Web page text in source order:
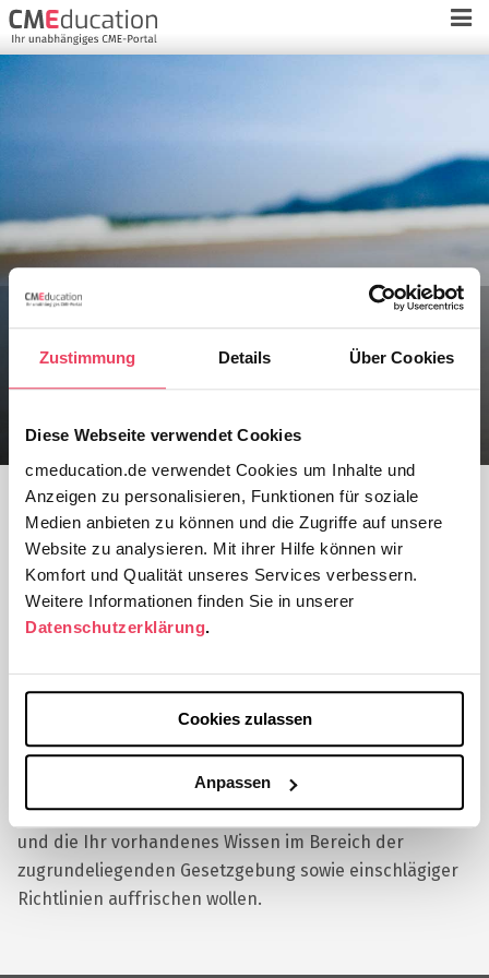
Zustimmung Details Über Cookies
Diese Webseite verwendet Cookies
cmeducation.de verwendet Cookies um Inhalte und
Anzeigen zu personalisieren, Funktionen für soziale
Medien anbieten zu können und die Zugriffe auf unsere
Website zu analysieren. Mit ihrer Hilfe können wir
Komfort und Qualität unseres Services verbessern.
Weitere Informationen finden Sie in unserer
Datenschutzerklärung.
Cookies zulassen
Anpassen
An welchen Personenkreis richtet
sich der MPDG-Auffrischungskurs?
Nicht zertifizierte Kurse
Kurs starten
Study Nurses oder Studienkoordinatoren), CRA’s sowie
Mitarbeiter medizintechnischer/pharmazeutischer
Unternehmen, die in der Vergangenheit bereits
erfolgreich einen (den aktuellen Empfehlungen
entsprechenden) Medizinprodukte Grundlagenkurs
bzw. einen GCP-Grundlagenkurs für Arzneimittel und
einen Medizinprodukte Ergänzungskurs besucht haben
und die Ihr vorhandenes Wissen im Bereich der
zugrundeliegenden Gesetzgebung sowie einschlägiger
Richtlinien auffrischen wollen.
Melden Sie sich jetzt für unseren Newsletter
an
Mit dem CMEducation.de-Newsletter erhalten Sie
regelmäßige Informationen zu neuen